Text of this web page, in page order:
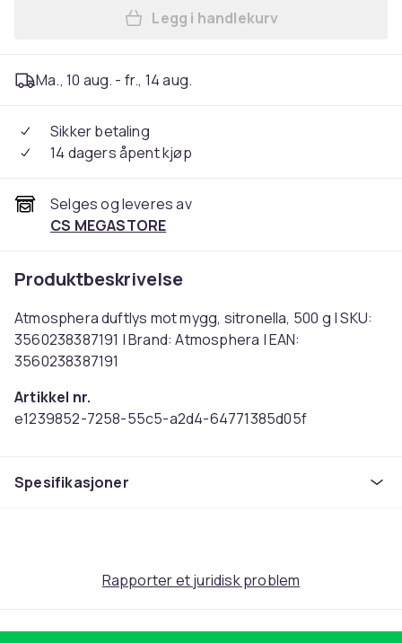
Legg Atmosphera duftlys
Legg i handlekurv
Ma., 10 aug. - fr., 14 aug.
Sikker betaling
14 dagers åpent kjøp
Selges og leveres av
CS MEGASTORE
Produktbeskrivelse
Atmosphera duftlys mot mygg, sitronella, 500 g | SKU:
3560238387191 | Brand: Atmosphera | EAN:
3560238387191
Artikkel nr.
e1239852-7258-55c5-a2d4-64771385d05f
Spesifikasjoner
Rapporter et juridisk problem